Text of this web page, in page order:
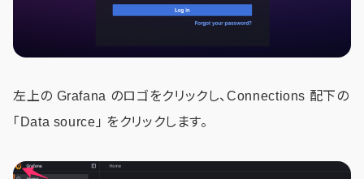
左上の Grafana のロゴをクリックし、Connections 配下の
「Data source」 をクリックします。